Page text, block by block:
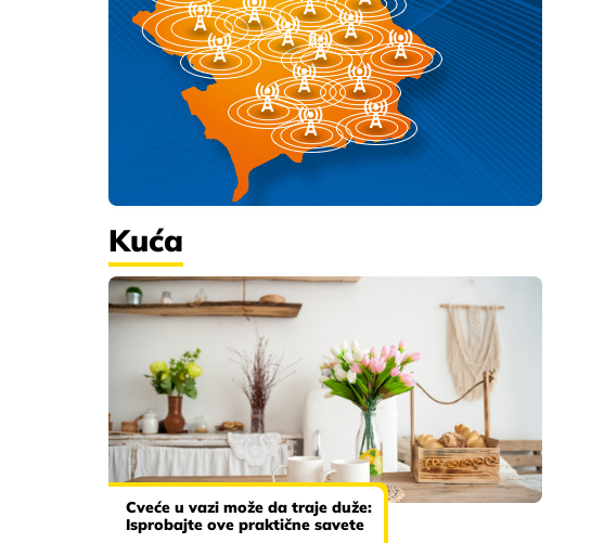
Kuća
Cveće u vazi može da traje duže:
Isprobajte ove praktične savete